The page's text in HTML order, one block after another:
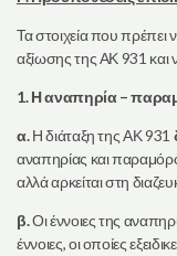
Τα στοιχεία που πρέπει
αξίωσης της ΑΚ 931 και
1. Η αναπηρία –
α.Η διάταξη της ΑΚ 931
αναπηρίας και
αλλά αρκείται στη
β.Οι έννοιες της
έννοιες, οι οποίες